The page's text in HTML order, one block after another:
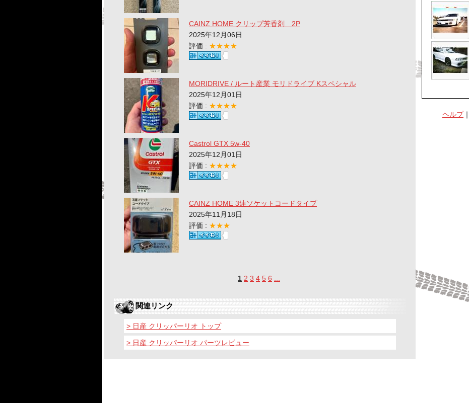
CAINZ HOME クリップ芳香剤 2P
2025年12月06日
評価 : ★★★★
MORIDRIVE / ルート産業 モリドライブ Kスペシャル
2025年12月01日
評価 : ★★★★
Castrol GTX 5w-40
2025年12月01日
評価 : ★★★★
CAINZ HOME 3連ソケットコードタイプ
2025年11月18日
評価 : ★★★
1 2 3 4 5 6
関連リンク
> 日産 クリッパーリオ トップ
> 日産 クリッパーリオ パーツレビュー
ヘルプ｜